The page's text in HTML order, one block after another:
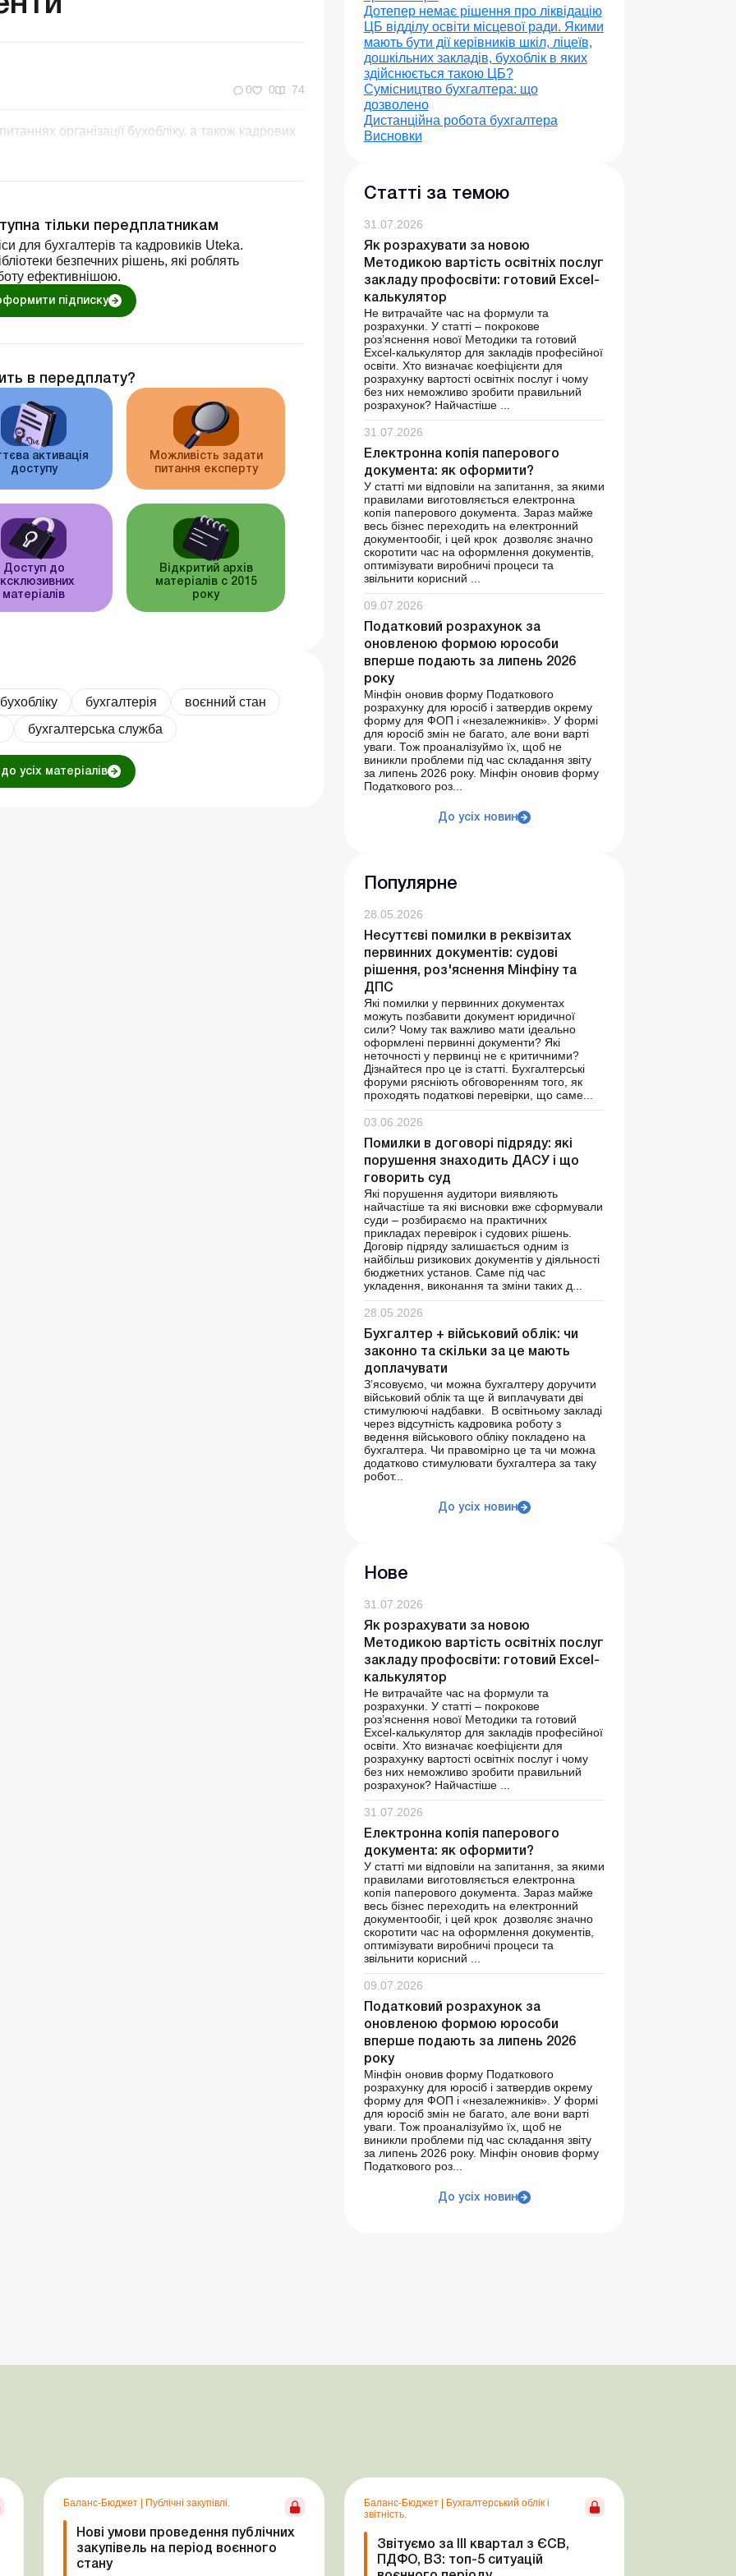
0 0 74
організації бухобліку, а також кадрових
тільки передплатникам
для бухгалтерів та кадровиків Uteka.
безпечних рішень, які роблять
ефективнішою.
підписку
в передплату?
активація
доступу
Можливість задати
питання експерту
Доступ до
матеріалів
Відкритий архів
матеріалів c 2015
року
бухгалтерія
воєнний стан
бухгалтерська служба
усіх матеріалів
Дотепер немає рішення про ліквідацію
ЦБ відділу освіти місцевої ради. Якими
мають бути дії керівників шкіл, ліцеїв,
дошкільних закладів, бухоблік в яких
здійснюється такою ЦБ?
Сумісництво бухгалтера: що
дозволено
Дистанційна робота бухгалтера
Висновки
Статті за темою
31.07.2026
Як розрахувати за новою
Методикою вартість освітніх послуг
закладу профосвіти: готовий Excel-
калькулятор
Не витрачайте час на формули та
розрахунки. У статті – покрокове
роз’яснення нової Методики та готовий
Excel-калькулятор для закладів професійної
освіти. Хто визначає коефіцієнти для
розрахунку вартості освітніх послуг і чому
без них неможливо зробити правильний
розрахунок? Найчастіше ...
31.07.2026
Електронна копія паперового
документа: як оформити?
У статті ми відповіли на запитання, за якими
правилами виготовляється електронна
копія паперового документа. Зараз майже
весь бізнес переходить на електронний
документообіг, і цей крок дозволяє значно
скоротити час на оформлення документів,
оптимізувати виробничі процеси та
звільнити корисний ...
09.07.2026
Податковий розрахунок за
оновленою формою юрособи
вперше подають за липень 2026
року
Мінфін оновив форму Податкового
розрахунку для юросіб і затвердив окрему
форму для ФОП і «незалежників». У формі
для юросіб змін не багато, але вони варті
уваги. Тож проаналізуймо їх, щоб не
виникли проблеми під час складання звіту
за липень 2026 року. Мінфін оновив форму
Податкового роз...
До усіх новин
Популярне
28.05.2026
Несуттєві помилки в реквізитах
первинних документів: судові
рішення, роз'яснення Мінфіну та
ДПС
Які помилки у первинних документах
можуть позбавити документ юридичної
сили? Чому так важливо мати ідеально
оформлені первинні документи? Які
неточності у первинці не є критичними?
Дізнайтеся про це із статті. Бухгалтерські
форуми рясніють обговоренням того, як
проходять податкові перевірки, що саме...
03.06.2026
Помилки в договорі підряду: які
порушення знаходить ДАСУ і що
говорить суд
Які порушення аудитори виявляють
найчастіше та які висновки вже сформували
суди – розбираємо на практичних
прикладах перевірок і судових рішень.
Договір підряду залишається одним із
найбільш ризикових документів у діяльності
бюджетних установ. Саме під час
укладення, виконання та зміни таких д...
28.05.2026
Бухгалтер + військовий облік: чи
законно та скільки за це мають
доплачувати
З’ясовуємо, чи можна бухгалтеру доручити
військовий облік та ще й виплачувати дві
стимулюючі надбавки. В освітньому закладі
через відсутність кадровика роботу з
ведення військового обліку покладено на
бухгалтера. Чи правомірно це та чи можна
додатково стимулювати бухгалтера за таку
робот...
До усіх новин
Нове
31.07.2026
Як розрахувати за новою
Методикою вартість освітніх послуг
закладу профосвіти: готовий Excel-
калькулятор
Не витрачайте час на формули та
розрахунки. У статті – покрокове
роз’яснення нової Методики та готовий
Excel-калькулятор для закладів професійної
освіти. Хто визначає коефіцієнти для
розрахунку вартості освітніх послуг і чому
без них неможливо зробити правильний
розрахунок? Найчастіше ...
31.07.2026
Електронна копія паперового
документа: як оформити?
У статті ми відповіли на запитання, за якими
правилами виготовляється електронна
копія паперового документа. Зараз майже
весь бізнес переходить на електронний
документообіг, і цей крок дозволяє значно
скоротити час на оформлення документів,
оптимізувати виробничі процеси та
звільнити корисний ...
09.07.2026
Податковий розрахунок за
оновленою формою юрособи
вперше подають за липень 2026
року
Мінфін оновив форму Податкового
розрахунку для юросіб і затвердив окрему
форму для ФОП і «незалежників». У формі
для юросіб змін не багато, але вони варті
уваги. Тож проаналізуймо їх, щоб не
виникли проблеми під час складання звіту
за липень 2026 року. Мінфін оновив форму
Податкового роз...
До усіх новин
Баланс-Бюджет Публічні закупівлі.
Нові умови проведення публічних
закупівель на період воєнного
стану
Баланс-Бюджет
Бухгалтерський облік і
звітність.
Звітуємо за ІІІ квартал з ЄСВ,
ПДФО, ВЗ: топ-5 ситуацій